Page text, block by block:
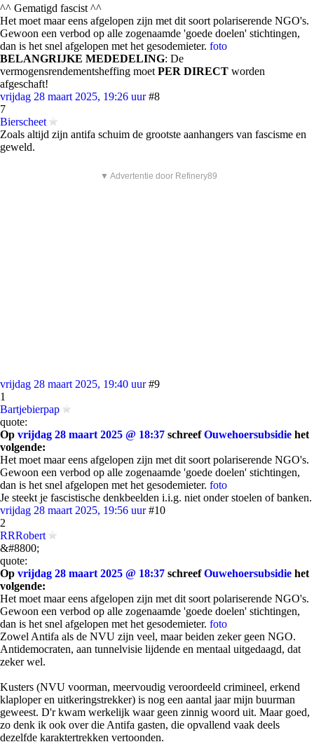
^^ Gematigd fascist ^^
Het moet maar eens afgelopen zijn met dit soort polariserende NGO's.
Gewoon een verbod op alle zogenaamde 'goede doelen' stichtingen,
dan is het snel afgelopen met het gesodemieter. foto
BELANGRIJKE MEDEDELING: De
vermogensrendementsheffing moet PER DIRECT worden
afgeschaft!
vrijdag 28 maart 2025, 19:26 uur #8
7
Bierscheet
Zoals altijd zijn antifa schuim de grootste aanhangers van fascisme en
geweld.
▼ Advertentie door Refinery89
vrijdag 28 maart 2025, 19:40 uur #9
1
Bartjebierpap
quote:
Op vrijdag 28 maart 2025 @ 18:37 schreefOuwehoersubsidie het
volgende:
Het moet maar eens afgelopen zijn met dit soort polariserende NGO's.
Gewoon een verbod op alle zogenaamde 'goede doelen' stichtingen,
dan is het snel afgelopen met het gesodemieter. foto
Je steekt je fascistische denkbeelden i.i.g. niet onder stoelen of banken.
vrijdag 28 maart 2025, 19:56 uur #10
2
RRRobert
&#8800;
quote:
Op vrijdag 28 maart 2025 @ 18:37 schreefOuwehoersubsidie het
volgende:
Het moet maar eens afgelopen zijn met dit soort polariserende NGO's.
Gewoon een verbod op alle zogenaamde 'goede doelen' stichtingen,
dan is het snel afgelopen met het gesodemieter. foto
Zowel Antifa als de NVU zijn veel, maar beiden zeker geen NGO.
Antidemocraten, aan tunnelvisie lijdende en mentaal uitgedaagd, dat
zeker wel.
Kusters (NVU voorman, meervoudig veroordeeld crimineel, erkend
klaploper en uitkeringstrekker) is nog een aantal jaar mijn buurman
geweest. D'r kwam werkelijk waar geen zinnig woord uit. Maar goed,
zo denk ik ook over die Antifa gasten, die opvallend vaak deels
dezelfde karaktertrekken vertoonden.